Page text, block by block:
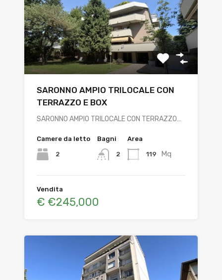
SARONNO AMPIO TRILOCALE CON
TERRAZZO E BOX
SARONNO AMPIO TRILOCALE CON TERRAZZO…
Camere da letto
2
Bagni
2
Area
119 Mq
Vendita
€ €245,000